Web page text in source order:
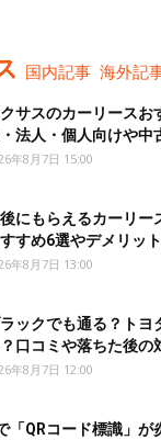
国内記事 海外記
サスのカーリースお
法人・個人向けや中
年8月7日 15:00
にもらえるカーリー
すめ6選やデメリッ
年8月7日 13:00
ックでも通る？トヨ
口コミや落ちた後の
年8月7日 12:00
「QRコード標識」が